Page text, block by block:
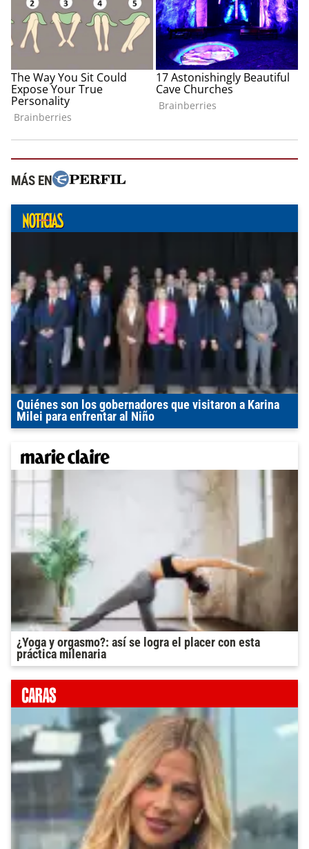
MÁS EN
Quiénes son los gobernadores que visitaron a Karina
Milei para enfrentar al Niño
¿Yoga y orgasmo?: así se logra el placer con esta
práctica milenaria